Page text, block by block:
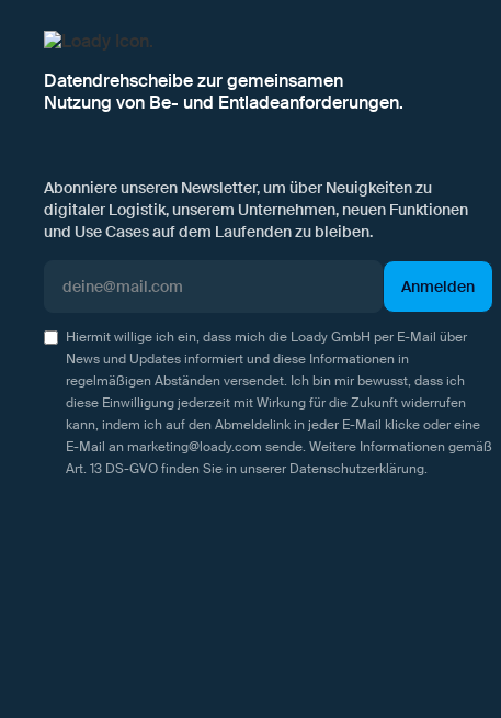
Datendrehscheibe zur gemeinsamen
Nutzung von Be- und Entladeanforderungen.
Abonniere unseren Newsletter, um über Neuigkeiten zu
digitaler Logistik, unserem Unternehmen, neuen Funktionen
und Use Cases auf dem Laufenden zu bleiben.
Hiermit willige ich ein, dass mich die Loady GmbH per E-Mail über
News und Updates informiert und diese Informationen in
regelmäßigen Abständen versendet. Ich bin mir bewusst, dass ich
diese Einwilligung jederzeit mit Wirkung für die Zukunft widerrufen
kann, indem ich auf den Abmeldelink in jeder E-Mail klicke oder eine
E-Mail an marketing@loady.com sende. Weitere Informationen gemäß
Art. 13 DS-GVO finden Sie in unserer Datenschutzerklärung.